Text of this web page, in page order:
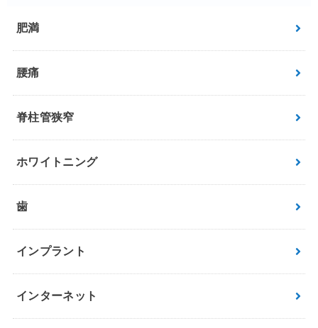
肥満
腰痛
脊柱管狭窄
ホワイトニング
歯
インプラント
インターネット